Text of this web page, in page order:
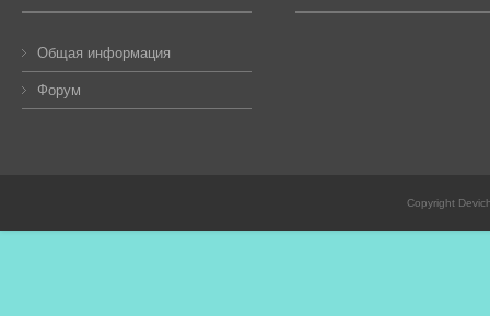
Общая информация
Форум
Copyright